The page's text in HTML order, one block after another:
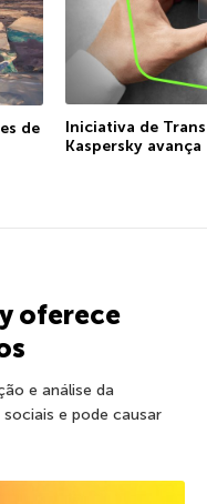
de
Iniciativa de
Kaspersky
oferece
e análise da
e pode causar